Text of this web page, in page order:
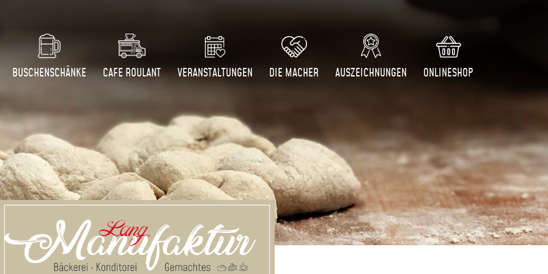
BUSCHENSCHÄNKE CAFE ROULANT VERANSTALTUNGEN DIE MACHER AUSZEICHNUNGEN ONLINESHOP